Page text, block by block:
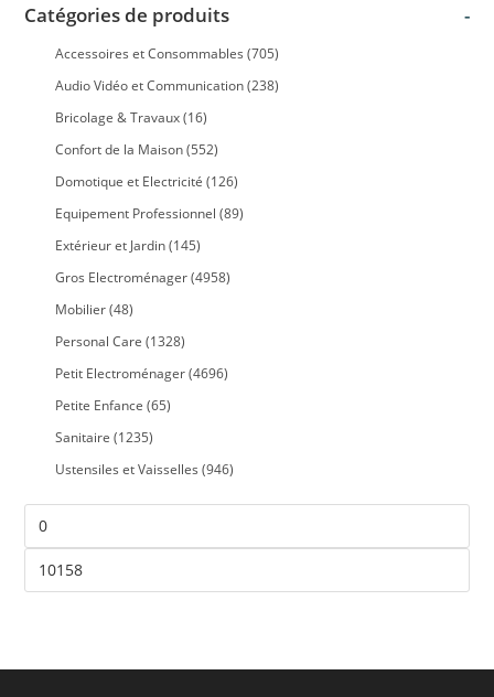
Catégories de produits -
Accessoires et Consommables (705)
Audio Vidéo et Communication (238)
Bricolage & Travaux (16)
Confort de la Maison (552)
Domotique et Electricité (126)
Equipement Professionnel (89)
Extérieur et Jardin (145)
Gros Electroménager (4958)
Mobilier (48)
Personal Care (1328)
Petit Electroménager (4696)
Petite Enfance (65)
Sanitaire (1235)
Ustensiles et Vaisselles (946)